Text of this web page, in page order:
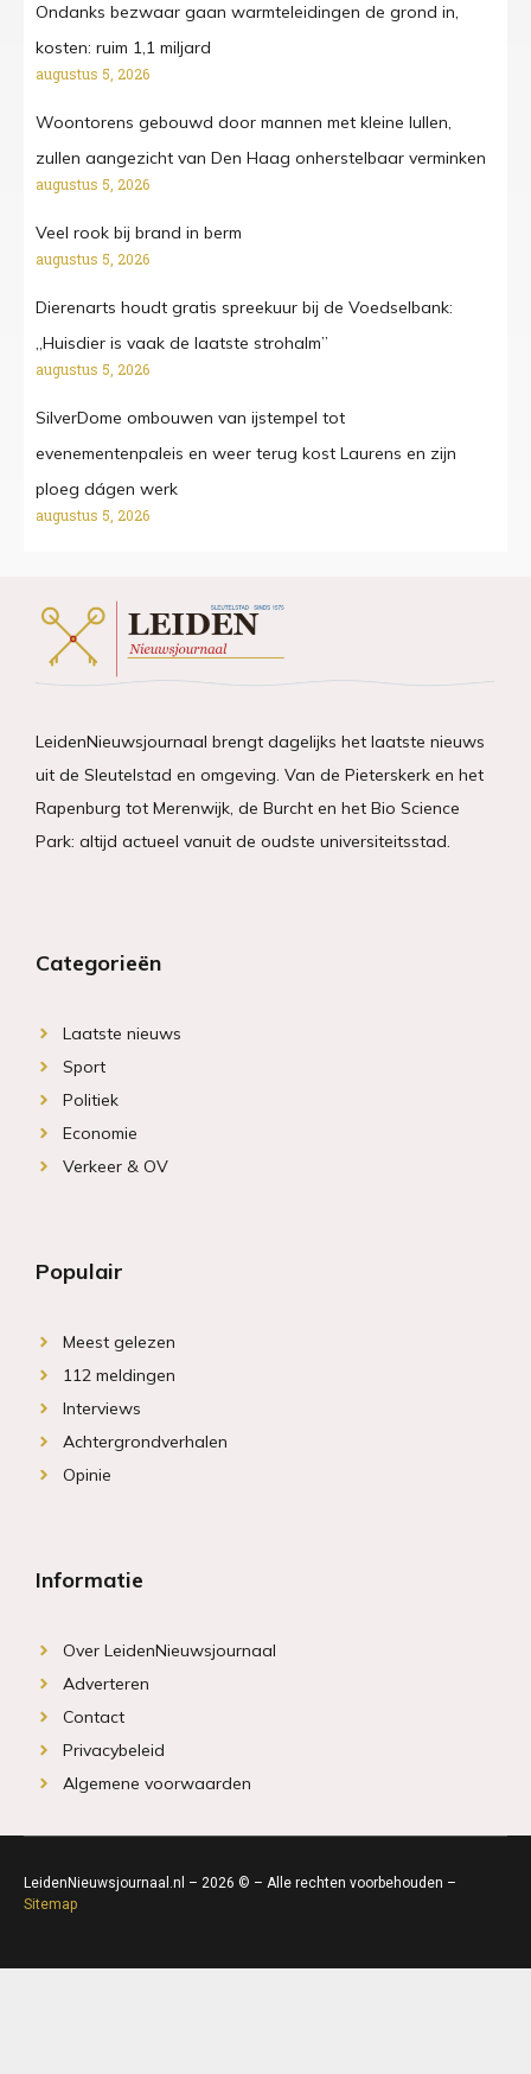
Ondanks bezwaar gaan warmteleidingen de grond in,
kosten: ruim 1,1 miljard
augustus 5, 2026
Woontorens gebouwd door mannen met kleine lullen,
zullen aangezicht van Den Haag onherstelbaar verminken
augustus 5, 2026
Veel rook bij brand in berm
augustus 5, 2026
Dierenarts houdt gratis spreekuur bij de Voedselbank:
„Huisdier is vaak de laatste strohalm”
augustus 5, 2026
SilverDome ombouwen van ijstempel tot
evenementenpaleis en weer terug kost Laurens en zijn
ploeg dágen werk
augustus 5, 2026
LeidenNieuwsjournaal brengt dagelijks het laatste nieuws
uit de Sleutelstad en omgeving. Van de Pieterskerk en het
Rapenburg tot Merenwijk, de Burcht en het Bio Science
Park: altijd actueel vanuit de oudste universiteitsstad.
Categorieën
Laatste nieuws
Sport
Politiek
Economie
Verkeer & OV
Populair
Meest gelezen
112 meldingen
Interviews
Achtergrondverhalen
Opinie
Informatie
Over LeidenNieuwsjournaal
Adverteren
Contact
Privacybeleid
Algemene voorwaarden
LeidenNieuwsjournaal.nl – 2026 © – Alle rechten voorbehouden –
Sitemap